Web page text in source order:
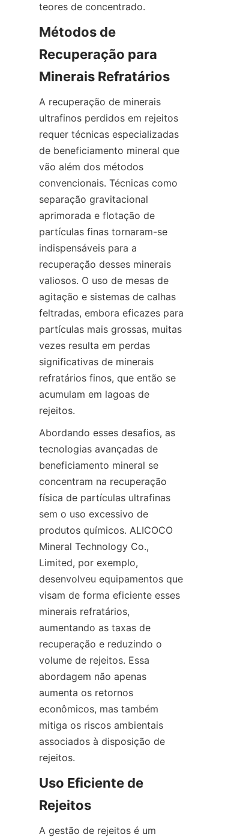
teores de concentrado.
Métodos de
Recuperação para
A recuperação de minerais
ultrafinos perdidos em rejeitos
requer técnicas especializadas
de beneficiamento mineral que
vão além dos métodos
convencionais. Técnicas como
separação gravitacional
aprimorada e flotação de
partículas finas tornaram-se
indispensáveis para a
recuperação desses minerais
valiosos. O uso de mesas de
agitação e sistemas de calhas
feltradas, embora eficazes para
partículas mais grossas, muitas
vezes resulta em perdas
significativas de minerais
refratários finos, que então se
acumulam em lagoas de
Abordando esses desafios, as
tecnologias avançadas de
beneficiamento mineral se
concentram na recuperação
física de partículas ultrafinas
sem o uso excessivo de
produtos químicos. ALICOCO
Mineral Technology Co.,
Limited, por exemplo,
desenvolveu equipamentos que
visam de forma eficiente esses
minerais refratários,
aumentando as taxas de
recuperação e reduzindo o
volume de rejeitos. Essa
abordagem não apenas
aumenta os retornos
econômicos, mas também
mitiga os riscos ambientais
associados à disposição de
Uso Eficiente de
A gestão de rejeitos é um